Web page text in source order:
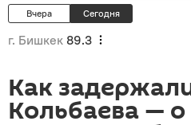
Вчера Сегодня
г. Бишкек 89.3
Как
Кольбаева —